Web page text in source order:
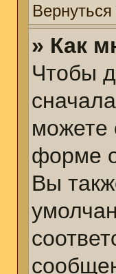
» Как
Чтобы
можете
форме
Вы